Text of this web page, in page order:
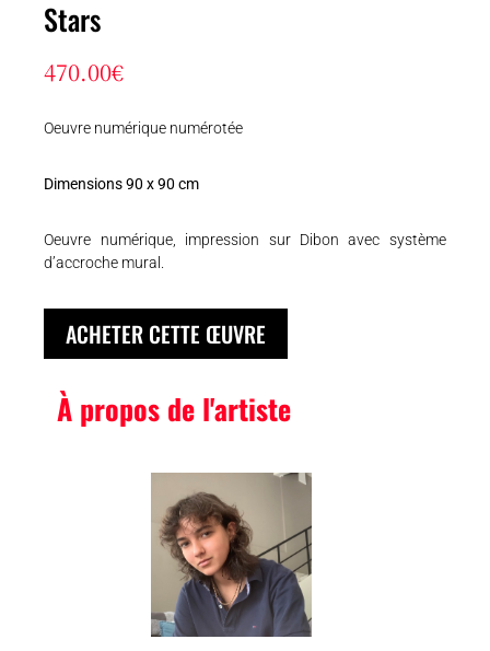
Stars
470.00€
Oeuvre numérique numérotée
Dimensions 90 x 90 cm
Oeuvre numérique, impression sur Dibon avec système
d’accroche mural.
ACHETER CETTE ŒUVRE
À propos de l'artiste